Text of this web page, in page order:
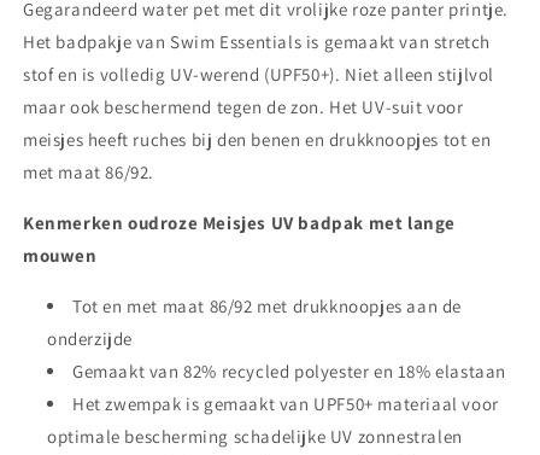
Gegarandeerd water pet met dit vrolijke roze panter printje.
Het badpakje van Swim Essentials is gemaakt van stretch
stof en is volledig UV-werend (UPF50+). Niet alleen stijlvol
maar ook beschermend tegen de zon. Het UV-suit voor
meisjes heeft ruches bij den benen en drukknoopjes tot en
met maat 86/92.
Kenmerken oudroze Meisjes UV badpak met lange
mouwen
Tot en met maat 86/92 met drukknoopjes aan de
onderzijde
Gemaakt van 82% recycled polyester en 18% elastaan
Het zwempak is gemaakt van UPF50+ materiaal voor
optimale bescherming schadelijke UV zonnestralen